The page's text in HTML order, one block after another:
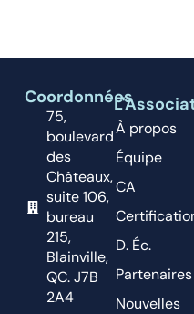
Coordonnées
75,
boulevard
des
Châteaux,
suite 106,
bureau
215,
Blainville,
QC. J7B
2A4
À propos
Équipe
CA
D. Éc.
Partenaires
Nouvelles